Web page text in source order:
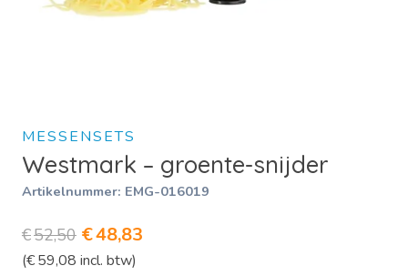
MESSENSETS
Westmark – groente-snijder
Artikelnummer: EMG-016019
€52,50 Oorspronkelijke
prijs
€48,83
(€59,08 incl. btw)